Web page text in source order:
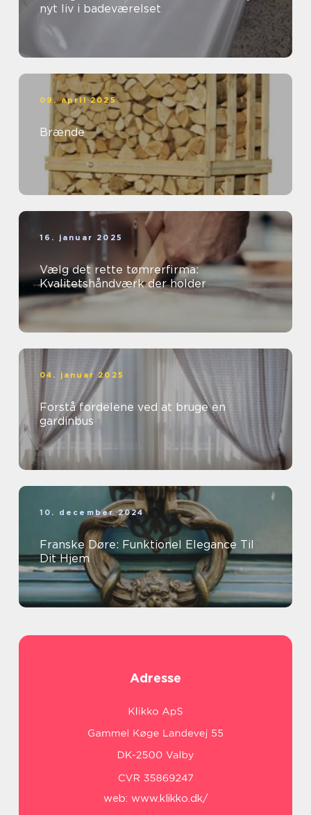
nyt liv i badeværelset
09. april 2025
Brænde
16. januar 2025
Vælg det rette tømrerfirma:
Kvalitetshåndværk der holder
04. januar 2025
Forstå fordelene ved at bruge en
gardinbus
10. december 2024
Franske Døre: Funktionel Elegance Til
Dit Hjem
Adresse
web: www.klikko.dk/